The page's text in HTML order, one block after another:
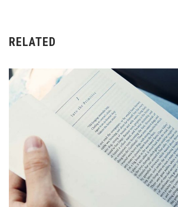
RELATED